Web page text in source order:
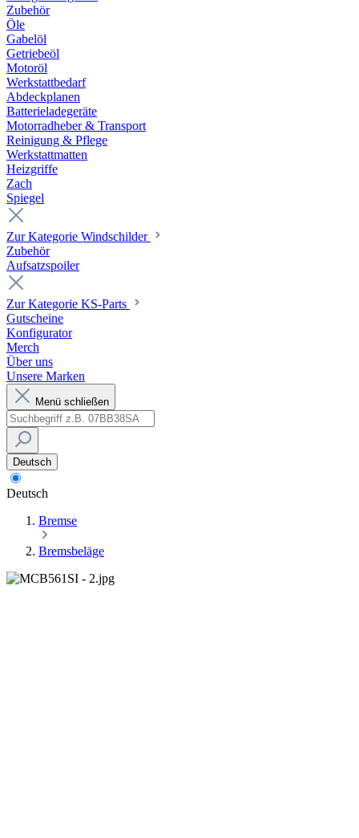
Zubehör
Öle
Gabelöl
Getriebeöl
Motoröl
Werkstattbedarf
Abdeckplanen
Batterieladegeräte
Motorradheber & Transport
Reinigung & Pflege
Werkstattmatten
Heizgriffe
Zach
Spiegel
Zur Kategorie Windschilder
Zubehör
Aufsatzspoiler
Zur Kategorie KS-Parts
Gutscheine
Konfigurator
Merch
Über uns
Unsere Marken
Menü schließen
Deutsch
Deutsch
Bremse
Bremsbeläge